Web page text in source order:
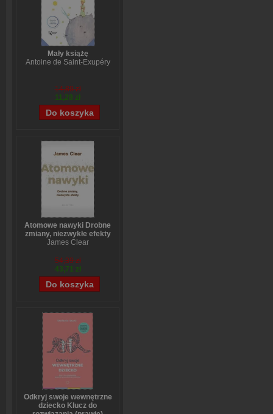
Mały książę
Antoine de Saint-Exupéry
14,89 zł
11,28 zł
Atomowe nawyki Drobne
zmiany, niezwykłe efekty
James Clear
54,39 zł
43,71 zł
Odkryj swoje wewnętrzne
dziecko Klucz do